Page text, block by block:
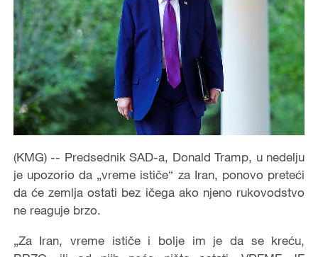
(KMG) -- Predsednik SAD-a, Donald Tramp, u nedelju
je upozorio da „vreme ističe“ za Iran, ponovo preteći
da će zemlja ostati bez ičega ako njeno rukovodstvo
ne reaguje brzo.
„Za Iran, vreme ističe i bolje im je da se kreću,